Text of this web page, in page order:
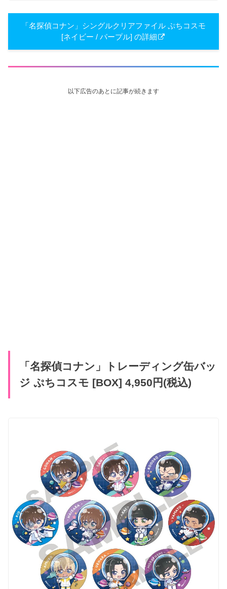
「名探偵コナン」シングルクリアファイル ぷちコスモ
[ネイビー / パープル] の詳細
以下広告のあとに記事が続きます
「名探偵コナン」トレーディング缶バッ
ジ ぷちコスモ [BOX] 4,950円(税込)